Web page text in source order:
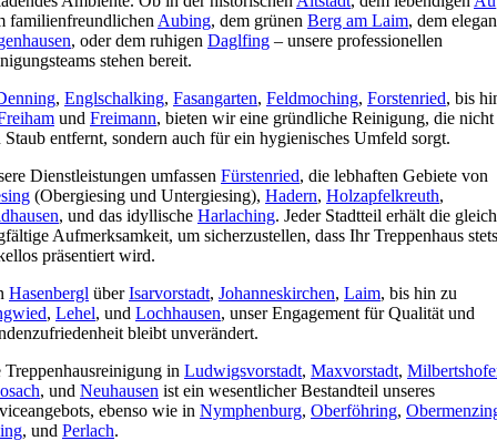
familienfreundlichen Aubing, dem grünen Berg am Laim, dem
, oder dem ruhigen Daglfing – unsere professionellen
stehen bereit.
, Englschalking, Fasangarten, Feldmoching, Forstenried, bis
und Freimann, bieten wir eine gründliche Reinigung, die
Staub entfernt, sondern auch für ein hygienisches Umfeld sorgt.
Dienstleistungen umfassen Fürstenried, die lebhaften Gebiete von
(Obergiesing und Untergiesing), Hadern, Holzapfelkreuth,
, und das idyllische Harlaching. Jeder Stadtteil erhält die
Aufmerksamkeit, um sicherzustellen, dass Ihr Treppenhaus stets
präsentiert wird.
Hasenbergl überIsarvorstadt, Johanneskirchen, Laim, bis hin zu
, Lehel, und Lochhausen, unser Engagement für Qualität und
bleibt unverändert.
Treppenhausreinigung in Ludwigsvorstadt, Maxvorstadt,
, und Neuhausen ist ein wesentlicher Bestandteil unseres
ebenso wie in Nymphenburg, Oberföhring,
, und Perlach.